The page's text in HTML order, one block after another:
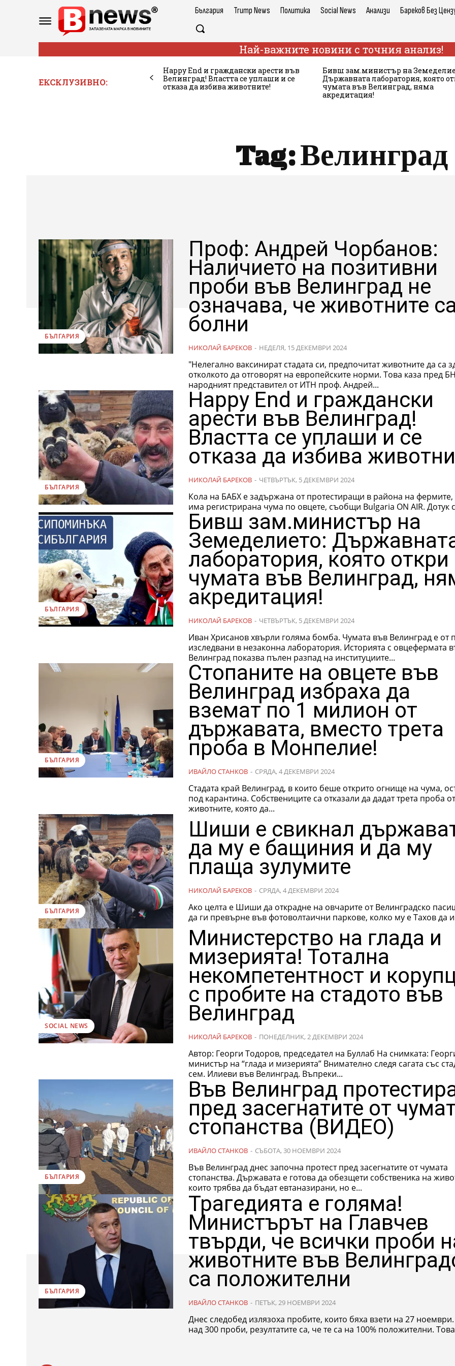
България Trump News Политика Social News Анализи Бареков Без
Най-важните новини с точния анализ!
ЕКСКЛУЗИВНО:
Happy End и граждански арести във
Велинград! Властта се уплаши и се
отказа да избива животните!
Бивш зам.министър на
Държавната лаборатория, която
чумата във Велинград, няма
акредитация!
Tag:Велинград
БЪЛГАРИЯ
Проф: Андрей Чорбанов:
Наличието на позитивни
проби във Велинград не
означава, че животните
болни
НИКОЛАЙ БАРЕКОВ - НЕДЕЛЯ, 15 ДЕКЕМВРИ 2024
"Нелегално ваксинират стадата си, предпочитат животните да са
отколкото да отговорят на европейските норми. Това каза пред БНР
народният представител от ИТН проф. Андрей...
БЪЛГАРИЯ
Happy End и граждански
арести във Велинград!
Властта се уплаши и се
отказа да избива
НИКОЛАЙ БАРЕКОВ - ЧЕТВЪРТЪК, 5 ДЕКЕМВРИ 2024
Кола на БАБХ е задържана от протестиращи в района на фермите,
има регистрирана чума по овцете, съобщи Bulgaria ON AIR. Дотук
БЪЛГАРИЯ
Бивш зам.министър на
Земеделието:
лаборатория, която откри
чумата във Велинград,
акредитация!
НИКОЛАЙ БАРЕКОВ - ЧЕТВЪРТЪК, 5 ДЕКЕМВРИ 2024
Иван Хрисанов хвърли голяма бомба. Чумата във Велинград е от
изследвани в незаконна лаборатория. Историята с овцефермата във
Велинград показва пълен разпад на институциите...
БЪЛГАРИЯ
Стопаните на овцете във
Велинград избраха да
вземат по 1 милион от
държавата, вместо трета
проба в Монпелие!
ИВАЙЛО СТАНКОВ - СРЯДА, 4 ДЕКЕМВРИ 2024
Стадата край Велинград, в които беше открито огнище на чума,
под карантина. Собствениците са отказали да дадат трета проба
животните, която да...
БЪЛГАРИЯ
Шиши е свикнал
да му е бащиния и да му
плаща зулумите
НИКОЛАЙ БАРЕКОВ - СРЯДА, 4 ДЕКЕМВРИ 2024
Ако целта е Шиши да открадне на овчарите от Велинградско
да ги превърне във фотоволтаични паркове, колко му е Тахов да
SOCIAL NEWS
Министерство на глада и
мизерията! Тотална
некомпетентност и
с пробите на стадото във
Велинград
НИКОЛАЙ БАРЕКОВ - ПОНЕДЕЛНИК, 2 ДЕКЕМВРИ 2024
Автор: Георги Тодоров, председател на Буллаб На снимката: Георги Тахов,
министър на “глада и мизерията” Внимателно следя сагата със стадото на
сем. Илиеви във Велинград. Въпреки...
БЪЛГАРИЯ
Във Велинград
пред засегнатите от
стопанства (ВИДЕО)
ИВАЙЛО СТАНКОВ - СЪБОТА, 30 НОЕМВРИ 2024
Във Велинград днес започна протест пред засегнатите от чумата
стопанства. Държавата е готова да обезщети собственика на
които трябва да бъдат евтаназирани, но е...
БЪЛГАРИЯ
Трагедията е голяма!
Министърът на Главчев
твърди, че всички проби
животните във
са положителни
ИВАЙЛО СТАНКОВ - ПЕТЪК, 29 НОЕМВРИ 2024
Днес следобед излязоха пробите, които бяха взети на 27
над 300 проби, резултатите са, че те са на 100% положителни.